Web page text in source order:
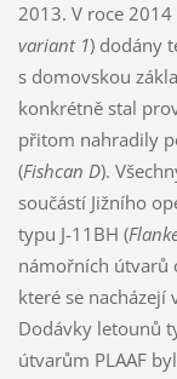
2013. V roce
variant 1) dodány
s domovskou
konkrétně stal
přitom nahradily
(Fishcan D).
součástí Jižního
typu J-11BH (
námořních útvarů
které se nacházejí
Dodávky letounů
útvarům PLAAF